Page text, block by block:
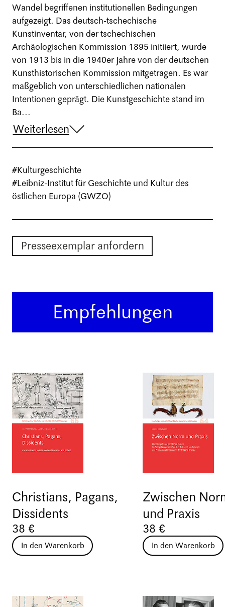
Wandel begriffenen institutionellen Bedingungen
aufgezeigt. Das deutsch-tschechische
Kunstinventar, von der tschechischen
Archäologischen Kommission 1895 initiiert, wurde
von 1913 bis in die 1940er Jahre von der deutschen
Kunsthistorischen Kommission mitgetragen. Es war
maßgeblich von unterschiedlichen nationalen
Intentionen geprägt. Die Kunstgeschichte stand im
Ba...
Weiterlesen
#Kulturgeschichte
#Leibniz-Institut für Geschichte und Kultur des
östlichen Europa (GWZO)
Presseexemplar anfordern
Empfehlungen
Christians, Pagans,
Dissidents
38 €
In den Warenkorb
Zwischen
und Praxis
38 €
In den Warenkorb